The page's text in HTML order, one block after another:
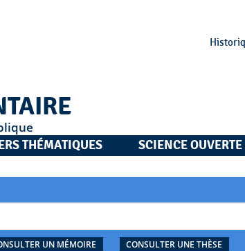
THÉMATIQUES SCIENCE OUVERTE
UN MÉMOIRE CONSULTER UNE THÈSE